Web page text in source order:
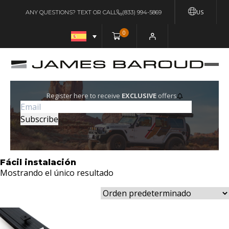
US
ANY QUESTIONS? TEXT OR CALL (833) 994-5869
0
Register here to receive EXCLUSIVEoffers
Fácil instalación
Mostrando el único resultado